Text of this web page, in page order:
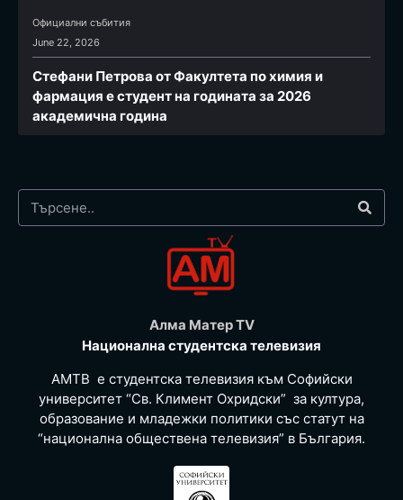
Официални събития
June 22, 2026
Стефани Петрова от Факултета по химия и
фармация e студент на годината за 2026
академична година
Алма Матер TV
Национална студентска телевизия
АМТВ е студентска телевизия към Софийски
университет “Св. Климент Охридски” за култура,
образование и младежки политики със статут на
“национална обществена телевизия” в България.